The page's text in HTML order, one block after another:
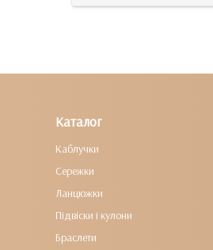
Каталог
Каблучки
Сережки
Ланцюжки
Підвіски і кулони
Браслети